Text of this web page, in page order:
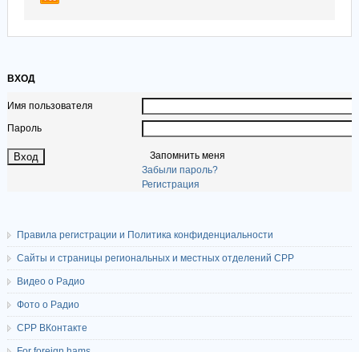
ВХОД
Имя пользователя
Пароль
Запомнить меня
Забыли пароль?
Регистрация
Правила регистрации и Политика конфиденциальности
Сайты и страницы региональных и местных отделений СРР
Видео о Радио
Фото о Радио
СРР ВКонтакте